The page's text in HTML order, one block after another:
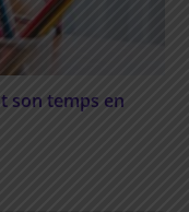
son temps en